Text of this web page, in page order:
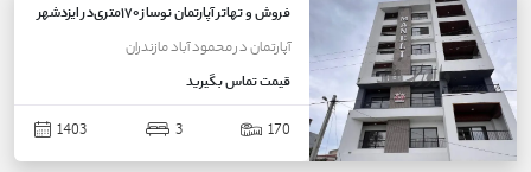
فروش و تهاتر آپارتمان نوساز ۱۷۰متری‌در ایزدشهر
آپارتماندرمحمود آبادمازندران
قیمتتماس بگیرید
170
3
1403